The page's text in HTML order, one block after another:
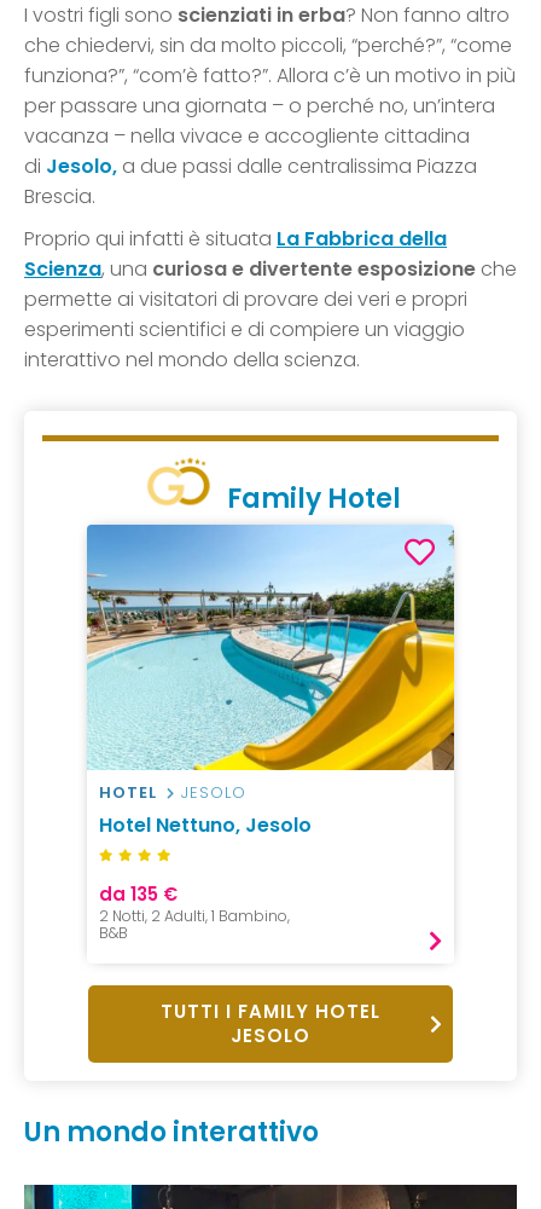
I vostri figli sono scienziati in erba? Non fanno altro
che chiedervi, sin da molto piccoli, “perché?”, “come
funziona?”, “com’è fatto?”. Allora c’è un motivo in più
per passare una giornata – o perché no, un’intera
vacanza – nella vivace e accogliente cittadina
di Jesolo, a due passi dalle centralissima Piazza
Brescia.
Proprio qui infatti è situata La Fabbrica della
Scienza, una curiosa e divertente esposizione che
permette ai visitatori di provare dei veri e propri
esperimenti scientifici e di compiere un viaggio
interattivo nel mondo della scienza.
Family Hotel
HOTEL JESOLO
Hotel Nettuno, Jesolo
da 135 €
2 Notti, 2 Adulti, 1 Bambino,
B&B
TUTTI I FAMILY HOTEL
JESOLO
Un mondo interattivo